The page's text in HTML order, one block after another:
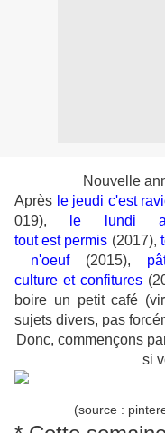
Nouvelle
Après le jeudi c'est
019),
le lundi
tout est permis (2017),
n'oeuf(2015),
culture et confitures
boire un petit café
sujets divers, pas
Donc, commençons
si
(source :